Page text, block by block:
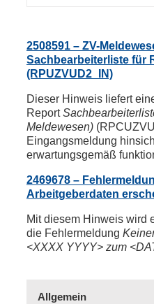
2508591 – ZV-
Sachbearbeiterliste für
(RPUZVUD2_IN)
Dieser Hinweis liefert
Report
Meldewesen)
Eingangsmeldung
erwartungsgemäß
2469678 –
Arbeitgeberdaten
Mit diesem Hinweis wird
die Fehlermeldung
<XXXX YYYY> zum
Allgemein